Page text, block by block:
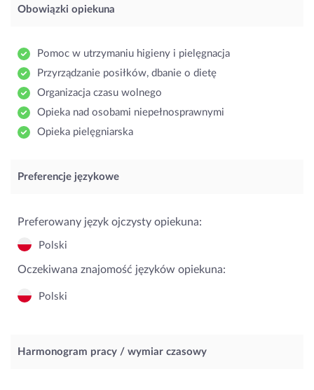
Obowiązki opiekuna
Pomoc w utrzymaniu higieny i pielęgnacja
Przyrządzanie posiłków, dbanie o dietę
Organizacja czasu wolnego
Opieka nad osobami niepełnosprawnymi
Opieka pielęgniarska
Preferencje językowe
Preferowany język ojczysty opiekuna:
Polski
Oczekiwana znajomość języków opiekuna:
Polski
Harmonogram pracy / wymiar czasowy